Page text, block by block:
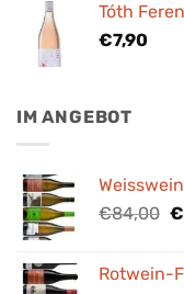
Tóth
€7,90
IM ANGEBOT
€84,00 €
Rotwein-